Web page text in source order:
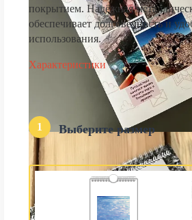
покрытием. Надёжная
обеспечивает долговечность и
использования.
Характеристики
1 Выберите размер